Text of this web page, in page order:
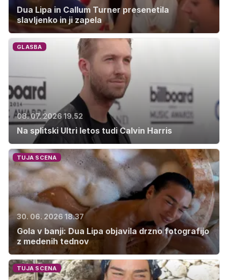
Dua Lipa in Callum Turner presenetila
slavljenko in ji zapela
GLASBA
08. 07. 2026 19.52
Na splitski Ultri letos tudi Calvin Harris
TUJA SCENA
30. 06. 2026 18.37
Gola v banji: Dua Lipa objavila drzno fotografijo
z medenih tednov
TUJA SCENA